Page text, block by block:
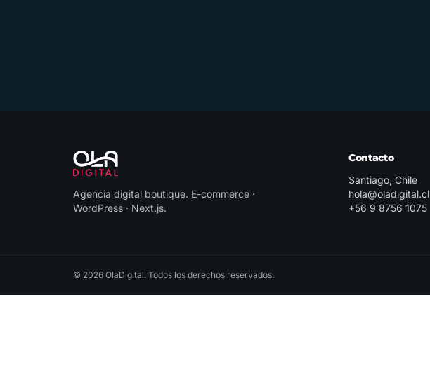
Agencia digital boutique. E-commerce ·
WordPress · Next.js.
Contacto
Santiago, Chile
hola@oladigital.cl
+56 9 8756 1075
© 2026 OlaDigital. Todos los derechos reservados.